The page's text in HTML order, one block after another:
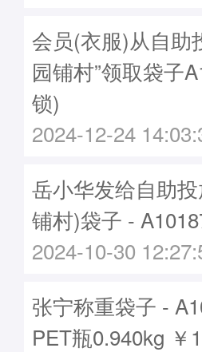
会员(衣服)从自助
园铺村”领取袋子
锁)
2024-12-24
岳小华发给自助
铺村)袋子 -
2024-10-30
张宁称重袋子 -
PET瓶0.940kg ￥